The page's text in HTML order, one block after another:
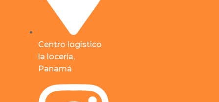
Centro logístico
la locería,
Panamá